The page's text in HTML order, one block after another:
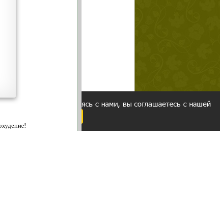
cookies. Оставаясь с нами, вы соглашаетесь с нашей